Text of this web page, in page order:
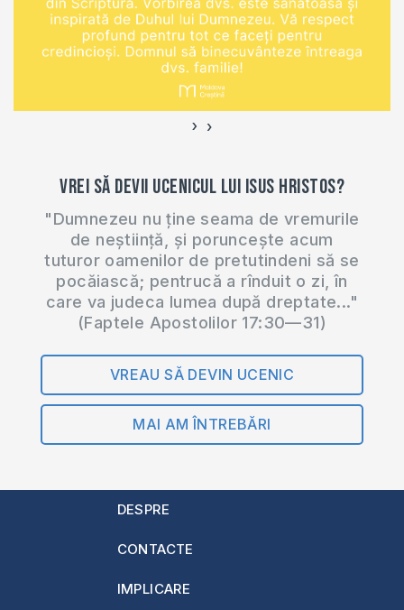
‹ ›
Vrei să devii ucenicul lui Isus Hristos?
"Dumnezeu nu ține seama de vremurile
de neștiință, și poruncește acum
tuturor oamenilor de pretutindeni să se
pocăiască; pentrucă a rînduit o zi, în
care va judeca lumea după dreptate..."
(Faptele Apostolilor 17:30—31)
VREAU SĂ DEVIN UCENIC
MAI AM ÎNTREBĂRI
DESPRE
CONTACTE
IMPLICARE